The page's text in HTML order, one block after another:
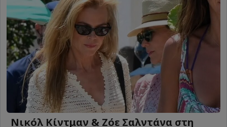
Νικόλ Κίντμαν & Ζόε Σαλντάνα στη